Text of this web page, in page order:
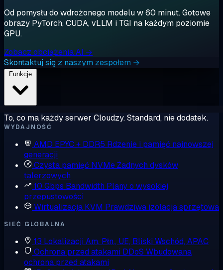
Od pomysłu do wdrożonego modelu w 60 minut. Gotowe
obrazy PyTorch, CUDA, vLLM i TGI na każdym poziomie
GPU.
Zobacz obciążenia AI →
Skontaktuj się z naszym zespołem →
To, co ma każdy serwer Cloudzy. Standard, nie dodatek.
WYDAJNOŚĆ
AMD EPYC + DDR5 Rdzenie i pamięć najnowszej
generacji
Czysta pamięć NVMeŻadnych dysków
talerzowych
10 Gbps Bandwidth Plany o wysokiej
przepustowości
Wirtualizacja KVM Prawdziwa izolacja sprzętowa
SIEĆ GLOBALNA
13 Lokalizacji Am. Płn., UE, Bliski Wschód, APAC
Ochrona przed atakami DDoS Wbudowana
ochrona przed atakami